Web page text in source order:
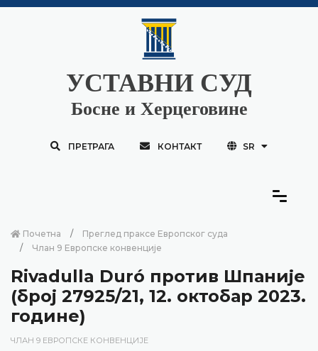
УСТАВНИ СУД
Босне и Херцеговине
ПРЕТРАГА КОНТАКТ SR
Почетна
Преглед праксе Европског суда
Члан 9 Европске конвенције
Rivadulla Duró против Шпаније
(број 27925/21, 12. октобар 2023.
године)
ЧЛАН 9 ЕВРОПСКЕ КОНВЕНЦИЈЕ